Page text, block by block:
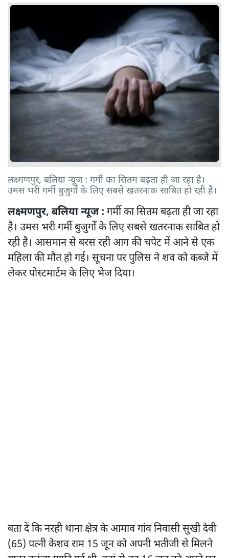
लक्ष्मणपुर, बलिया न्यूज : गर्मी का सितम बढ़ता ही जा रहा है।
उमस भरी गर्मी बुजुर्गों के लिए सबसे खतरनाक साबित हो रही है।
लक्ष्मणपुर, बलिया न्यूज : गर्मी का सितम बढ़ता ही जा रहा
है। उमस भरी गर्मी बुजुर्गों के लिए सबसे खतरनाक साबित हो
रही है। आसमान से बरस रही आग की चपेट में आने से एक
महिला की मौत हो गई। सूचना पर पुलिस ने शव को कब्जे में
लेकर पोस्टमार्टम के लिए भेज दिया।
बता दें कि नरही थाना क्षेत्र के आमाव गांव निवासी सुखी देवी
(65) पत्नी केशव राम 15 जून को अपनी भतीजी से मिलने